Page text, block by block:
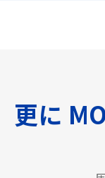
更に